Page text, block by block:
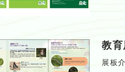
教育
展板